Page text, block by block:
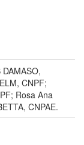
CNPF;
Rosa Ana
CNPAE.